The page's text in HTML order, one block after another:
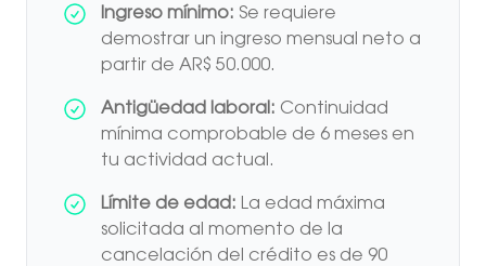
Ingreso mínimo: Se requiere
demostrar un ingreso mensual neto a
partir de AR$ 50.000.
Antigüedad laboral: Continuidad
mínima comprobable de 6 meses en
tu actividad actual.
Límite de edad: La edad máxima
solicitada al momento de la
cancelación del crédito es de 90